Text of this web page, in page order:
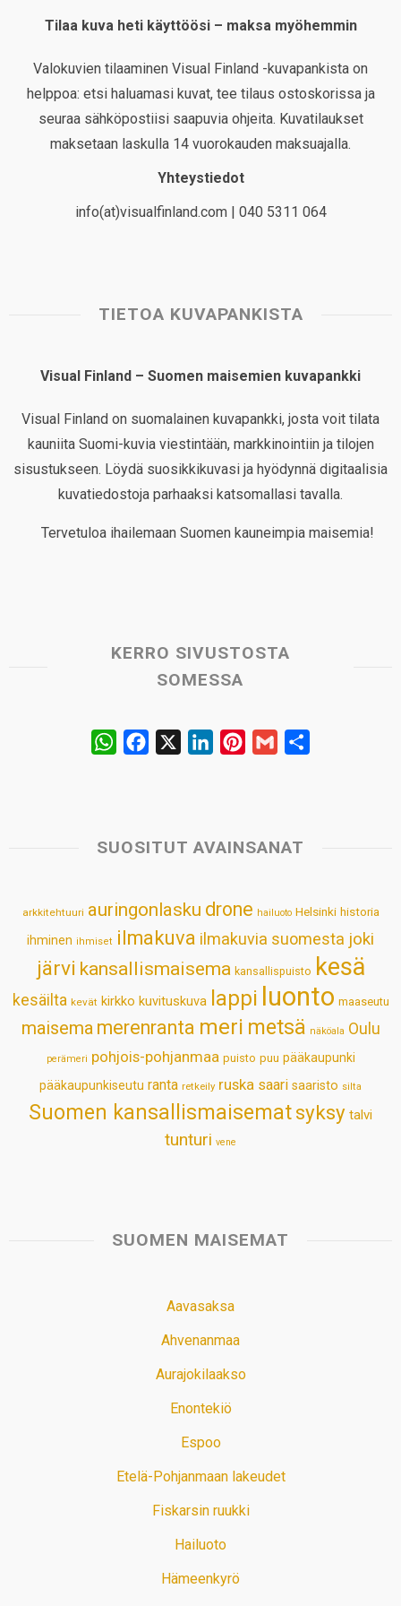
Tilaa kuva heti käyttöösi – maksa myöhemmin
Valokuvien tilaaminen Visual Finland -kuvapankista on
helppoa: etsi haluamasi kuvat, tee tilaus ostoskorissa ja
seuraa sähköpostiisi saapuvia ohjeita. Kuvatilaukset
maksetaan laskulla 14 vuorokauden maksuajalla.
Yhteystiedot
info(at)visualfinland.com | 040 5311 064
TIETOA KUVAPANKISTA
Visual Finland – Suomen maisemien kuvapankki
Visual Finland on suomalainen kuvapankki, josta voit tilata
kauniita Suomi-kuvia viestintään, markkinointiin ja tilojen
sisustukseen. Löydä suosikkikuvasi ja hyödynnä digitaalisia
kuvatiedostoja parhaaksi katsomallasi tavalla.
Tervetuloa ihailemaan Suomen kauneimpia maisemia!
KERRO SIVUSTOSTA
SOMESSA
W
s
p
b
k
e
n
e
s
t
l
SUOSITUT AVAINSANAT
arkkitehtuuri auringonlasku drone hailuoto Helsinki historia
ihminen ihmiset ilmakuva ilmakuvia suomesta joki
järvi kansallismaisema kansallispuisto kesä
kesäilta kevät kirkko kuvituskuva lappi luonto maaseutu
maisema merenranta meri metsä näköala Oulu
perämeri pohjois-pohjanmaa puisto puu pääkaupunki
pääkaupunkiseutu ranta retkeily ruska saari saaristo silta
Suomen kansallismaisematsyksy talvi
tunturi vene
SUOMEN MAISEMAT
Aavasaksa
Ahvenanmaa
Aurajokilaakso
Enontekiö
Espoo
Etelä-Pohjanmaan lakeudet
Fiskarsin ruukki
Hailuoto
Hämeenkyrö